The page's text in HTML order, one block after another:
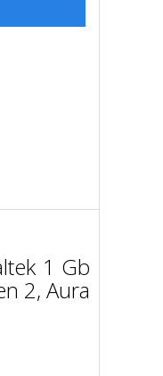
1 Gb
2, Aura